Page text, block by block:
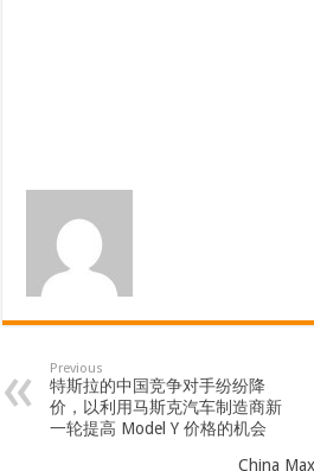
Previous
特斯拉的中国竞争对手纷纷降
价，以利用马斯克汽车制造商新
一轮提高 Model Y 价格的机会
China